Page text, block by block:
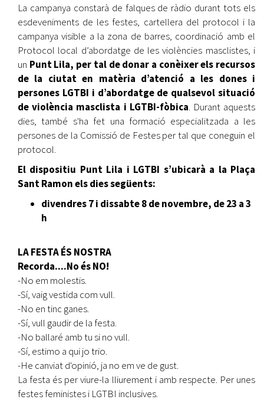
La campanya constarà de falques de ràdio durant tots els
esdeveniments de les festes, cartellera del protocol i la
campanya visible a la zona de barres, coordinació amb el
Protocol local d’abordatge de les violències masclistes, i
un Punt Lila, per tal de donar a conèixer els recursos
de la ciutat en matèria d’atenció a les dones i
persones LGTBI i d’abordatge de qualsevol situació
de violència masclista i LGTBI-fòbica. Durant aquests
dies, també s'ha fet una formació especialitzada a les
persones de la Comissió de Festes per tal que coneguin el
protocol.
El dispositiu Punt Lila i LGTBI s’ubicarà a la Plaça
Sant Ramon els dies següents:
divendres 7 i dissabte 8 de novembre, de 23 a 3
h
LA FESTA ÉS NOSTRA
Recorda....No és NO!
-No em molestis.
-Sí, vaig vestida com vull.
-No en tinc ganes.
-Sí, vull gaudir de la festa.
-No ballaré amb tu si no vull.
-Sí, estimo a qui jo trio.
-He canviat d'opinió, ja no em ve de gust.
La festa és per viure-la lliurement i amb respecte. Per unes
festes feministes i LGTBI inclusives.